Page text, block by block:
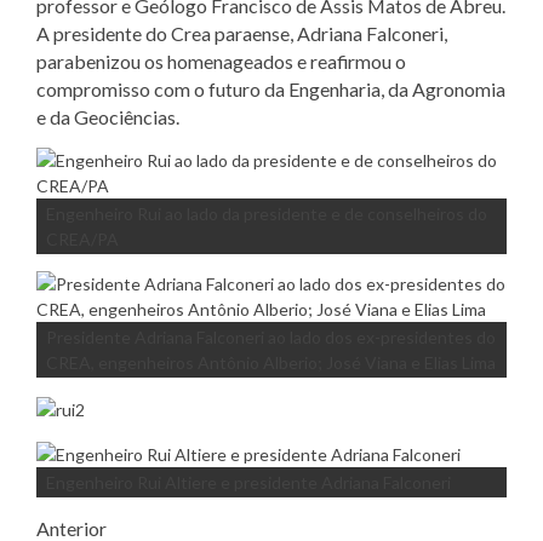
professor e Geólogo Francisco de Assis Matos de Abreu.
A presidente do Crea paraense, Adriana Falconeri,
parabenizou os homenageados e reafirmou o
compromisso com o futuro da Engenharia, da Agronomia
e da Geociências.
Anterior